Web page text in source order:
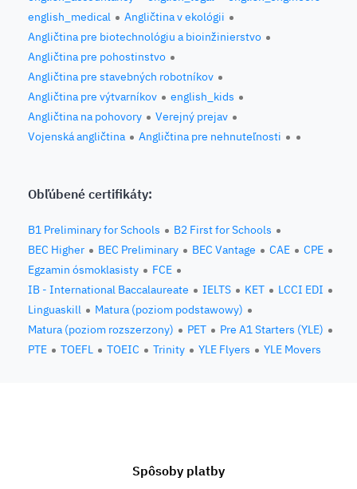
english_medical
Angličtina v ekológii
Angličtina pre biotechnológiu a bioinžinierstvo
Angličtina pre pohostinstvo
Angličtina pre stavebných robotníkov
Angličtina pre výtvarníkov
english_kids
Angličtina na pohovory
Verejný prejav
Vojenská angličtina
Angličtina pre nehnuteľnosti
Obľúbené certifikáty:
B1 Preliminary for Schools
B2 First for Schools
BEC Higher
BEC Preliminary BEC Vantage CAE
CPE
Egzamin ósmoklasisty
FCE
IB - International Baccalaureate
IELTS KET
LCCI EDI
Linguaskill
Matura (poziom podstawowy)
Matura (poziom rozszerzony)
PET
Pre A1 Starters (YLE)
PTE
TOEFL TOEIC Trinity YLE Flyers YLE Movers
Spôsoby platby